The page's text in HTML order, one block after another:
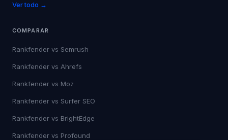
Ver todo →
COMPARAR
Rankfender vs Semrush
Rankfender vs Ahrefs
Rankfender vs Moz
Rankfender vs Surfer SEO
Rankfender vs BrightEdge
Rankfender vs Profound